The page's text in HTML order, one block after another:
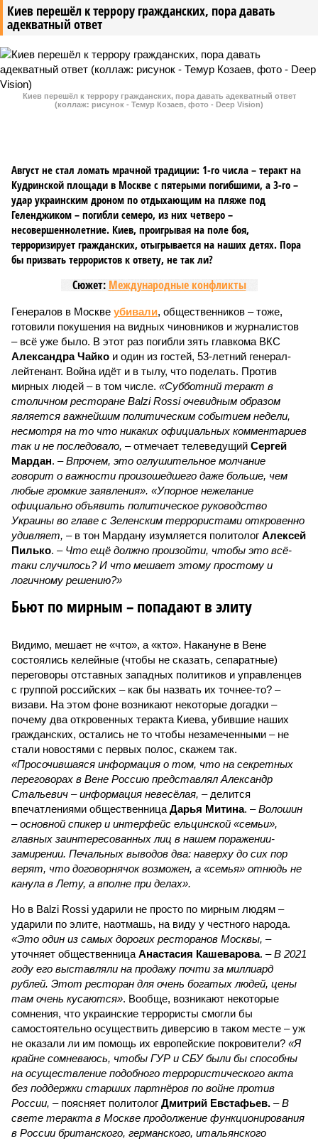
Киев перешёл к террору гражданских, пора давать
адекватный ответ
Киев перешёл к террору гражданских, пора давать адекватный ответ
(коллаж: рисунок - Темур Козаев, фото - Deep Vision)
Август не стал ломать мрачной традиции: 1-го числа – теракт на
Кудринской площади в Москве с пятерыми погибшими, а 3-го –
удар украинским дроном по отдыхающим на пляже под
Геленджиком – погибли семеро, из них четверо –
несовершеннолетние. Киев, проигрывая на поле боя,
терроризирует гражданских, отыгрывается на наших детях. Пора
бы призвать террористов к ответу, не так ли?
Сюжет: Международные конфликты
Генералов в Москве убивали, общественников – тоже,
готовили покушения на видных чиновников и журналистов
– всё уже было. В этот раз погибли зять главкома ВКС
Александра Чайко и один из гостей, 53-летний генерал-
лейтенант. Война идёт и в тылу, что поделать. Против
мирных людей – в том числе. «Субботний теракт в
столичном ресторане Balzi Rossi очевидным образом
является важнейшим политическим событием недели,
несмотря на то что никаких официальных комментариев
так и не последовало, – отмечает телеведущий Сергей
Мардан. –Впрочем, это оглушительное молчание
говорит о важности произошедшего даже больше, чем
любые громкие заявления». «Упорное нежелание
официально объявить политическое руководство
Украины во главе с Зеленским террористами откровенно
удивляет, – в тон Мардану изумляется политолог Алексей
Пилько. – Что ещё должно произойти, чтобы это всё-
таки случилось? И что мешает этому простому и
логичному решению?»
Бьют по мирным – попадают в элиту
Видимо, мешает не «что», а «кто». Накануне в Вене
состоялись келейные (чтобы не сказать, сепаратные)
переговоры отставных западных политиков и управленцев
с группой российских – как бы назвать их точнее-то? –
визави. На этом фоне возникают некоторые догадки –
почему два откровенных теракта Киева, убившие наших
гражданских, остались не то чтобы незамеченными – не
стали новостями с первых полос, скажем так.
«Просочившаяся информация о том, что на секретных
переговорах в Вене Россию представлял Александр
Стальевич – информация невесёлая, – делится
впечатлениями общественница Дарья Митина. –Волошин
– основной спикер и интерфейс ельцинской «семьи»,
главных заинтересованных лиц в нашем поражении-
замирении. Печальных выводов два: наверху до сих пор
верят, что договорнячок возможен, а «семья» отнюдь не
канула в Лету, а вполне при делах».
Но в Balzi Rossi ударили не просто по мирным людям –
ударили по элите, наотмашь, на виду у честного народа.
«Это один из самых дорогих ресторанов Москвы, –
уточняет общественница Анастасия Кашеварова. –В 2021
году его выставляли на продажу почти за миллиард
рублей. Этот ресторан для очень богатых людей, цены
там очень кусаются». Вообще, возникают некоторые
сомнения, что украинские террористы смогли бы
самостоятельно осуществить диверсию в таком месте – уж
не оказали ли им помощь их европейские покровители? «Я
крайне сомневаюсь, чтобы ГУР и СБУ были бы способны
на осуществление подобного террористического акта
без поддержки старших партнёров по войне против
России, – поясняет политолог Дмитрий Евстафьев. –В
свете теракта в Москве продолжение функционирования
в России британского, германского, итальянского